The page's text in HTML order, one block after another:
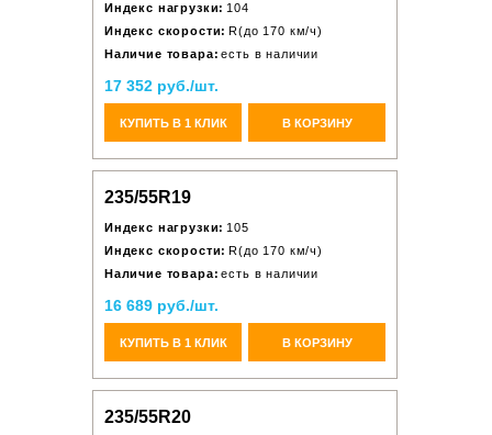
Индекс нагрузки: 104
Индекс скорости: R(до 170 км/ч)
Наличие товара: есть в наличии
17 352 руб./шт.
КУПИТЬ В 1 КЛИК В КОРЗИНУ
235/55R19
Индекс нагрузки: 105
Индекс скорости: R(до 170 км/ч)
Наличие товара: есть в наличии
16 689 руб./шт.
КУПИТЬ В 1 КЛИК В КОРЗИНУ
235/55R20